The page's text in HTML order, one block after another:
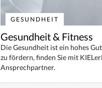
GESUNDHEIT
Gesundheit & Fitness
Die Gesundheit ist ein hohes
zu fördern, finden Sie mit
Ansprechpartner.